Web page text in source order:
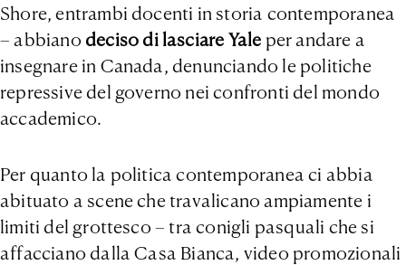
Shore, entrambi docenti in storia contemporanea
– abbiano deciso di lasciare Yale per andare a
insegnare in Canada, denunciando le politiche
repressive del governo nei confronti del mondo
accademico.
Per quanto la politica contemporanea ci abbia
abituato a scene che travalicano ampiamente i
limiti del grottesco – tra conigli pasquali che si
affacciano dalla Casa Bianca, video promozionali